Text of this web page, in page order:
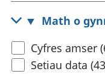
Math o
Cyfres amser
Setiau data